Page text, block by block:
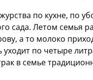
по кухне, по
сада. Летом семья
а то молоко
уходит по четыре
в семье